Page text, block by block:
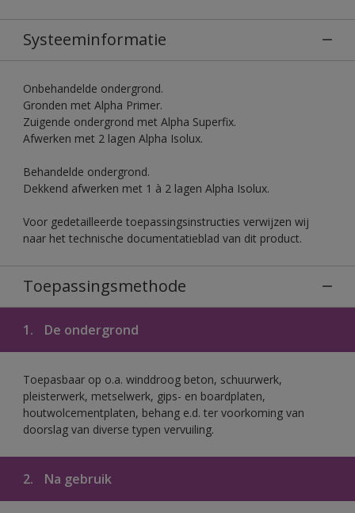
Systeeminformatie
Onbehandelde ondergrond.
Gronden met Alpha Primer.
Zuigende ondergrond met Alpha Superfix.
Afwerken met 2 lagen Alpha Isolux.
Behandelde ondergrond.
Dekkend afwerken met 1 à 2 lagen Alpha Isolux.
Voor gedetailleerde toepassingsinstructies verwijzen wij
naar het technische documentatieblad van dit product.
Toepassingsmethode
1. De ondergrond
Toepasbaar op o.a. winddroog beton, schuurwerk,
pleisterwerk, metselwerk, gips- en boardplaten,
houtwolcementplaten, behang e.d. ter voorkoming van
doorslag van diverse typen vervuiling.
2. Na gebruik